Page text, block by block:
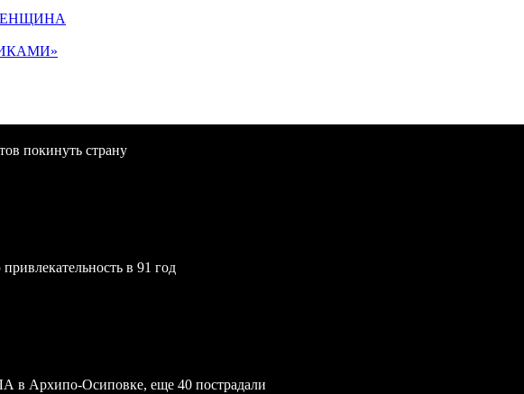
покинуть страну
в 91 год
в Архипо-Осиповке, еще 40 пострадали